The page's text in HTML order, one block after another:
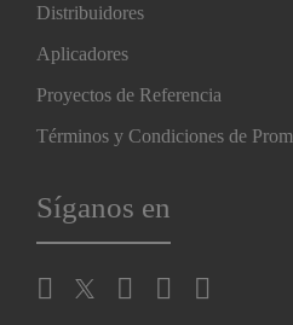
Distribuidores
Aplicadores
Proyectos de Referencia
Términos y Condiciones de
Síganos en